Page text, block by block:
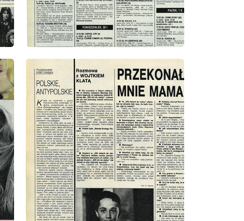
wydanie: 4/1991